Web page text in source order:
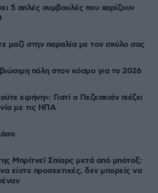
5 απλές συμβουλές που χαρίζουν
μαζί στην παραλία με τον σκύλο σας
πόλη στον κόσμο για το 2026
ειρήνη»: Γιατί ο Πεζεσκιάν πιέζει
με τις ΗΠΑ
Μπρίτνεϊ Σπίαρς μετά από μπότοξ:
είστε προσεκτικές, δεν μπορείς να